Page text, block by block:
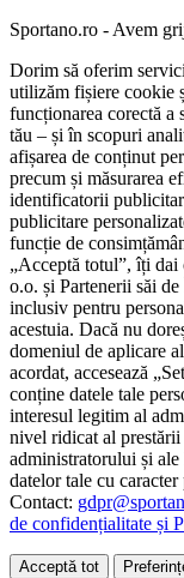
Sportano.ro - Avem
Dorim să oferim
utilizăm fișiere cookie
funcționarea corectă a
tău – și în scopuri
afișarea de conținut
precum și măsurarea
identificatorii
publicitare
funcție de
„Acceptă totul”, îți
o.o. și Partenerii săi
inclusiv pentru
acestuia. Dacă nu
domeniul de aplicare
acordat, accesează
conține datele tale
interesul legitim al
nivel ridicat al
administratorului și
datelor tale cu
Contact:
de confidențialitate și
Acceptă tot